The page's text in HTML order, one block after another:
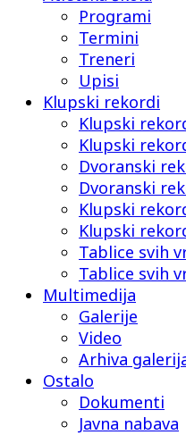
Programi
Termini
Treneri
Upisi
Klupski rekordi
Klupski
Klupski
Dvoranski
Dvoranski
Klupski
Klupski
Tablice svih
Tablice svih
Multimedija
Galerije
Video
Arhiva
Ostalo
Dokumenti
Javna nabava